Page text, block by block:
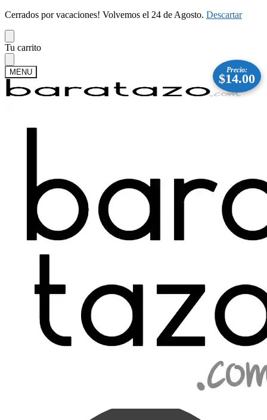
Cerrados por vacaciones! Volvemos el 24 de Agosto. Descartar
Skip
to
navigation
Skip
to
content
Tu carrito
MENU
Mi cuenta
Precio:
$14.00